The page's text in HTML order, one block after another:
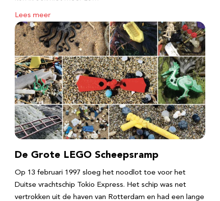
Lees meer
De Grote LEGO Scheepsramp
Op 13 februari 1997 sloeg het noodlot toe voor het
Duitse vrachtschip Tokio Express. Het schip was net
vertrokken uit de haven van Rotterdam en had een lange